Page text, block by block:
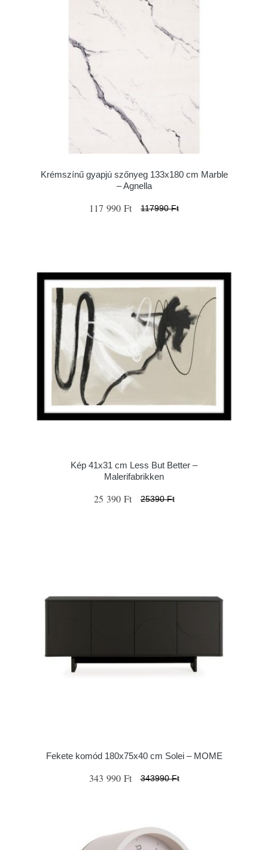
Krémszínű gyapjú szőnyeg 133x180 cm Marble
– Agnella
117 990 Ft 117990 Ft
Kép 41x31 cm Less But Better –
Malerifabrikken
25 390 Ft 25390 Ft
Fekete komód 180x75x40 cm Solei – MOME
343 990 Ft 343990 Ft